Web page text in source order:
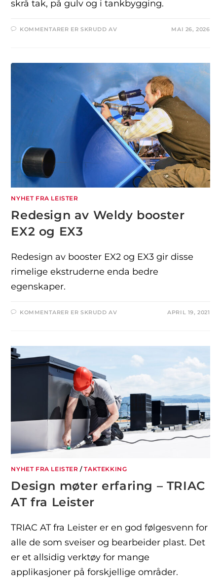
skrå tak, på gulv og i tankbygging.
KOMMENTARER ER SKRUDD AV MAI 26, 2026
NYHET FRA LEISTER
Redesign av Weldy booster
EX2 og EX3
Redesign av booster EX2 og EX3 gir disse
rimelige ekstruderne enda bedre
egenskaper.
KOMMENTARER ER SKRUDD AV APRIL 19, 2021
NYHET FRA LEISTER /TAKTEKKING
Design møter erfaring – TRIAC
AT fra Leister
TRIAC AT fra Leister er en god følgesvenn for
alle de som sveiser og bearbeider plast. Det
er et allsidig verktøy for mange
applikasjoner på forskjellige områder.